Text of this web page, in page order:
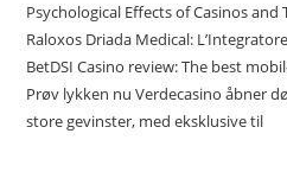
Psychological Effects of Casinos
Raloxos Driada Medical:
BetDSI Casino review: The best
Prøv lykken nu Verdecasino åbner
store gevinster, med eksklusive til